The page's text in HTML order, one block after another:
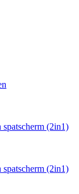
spatscherm (2in1)
spatscherm (2in1)